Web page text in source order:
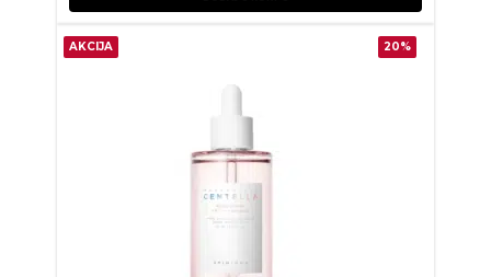
AKCIJA 20%